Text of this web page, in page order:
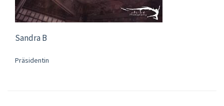
Sandra B
Präsidentin